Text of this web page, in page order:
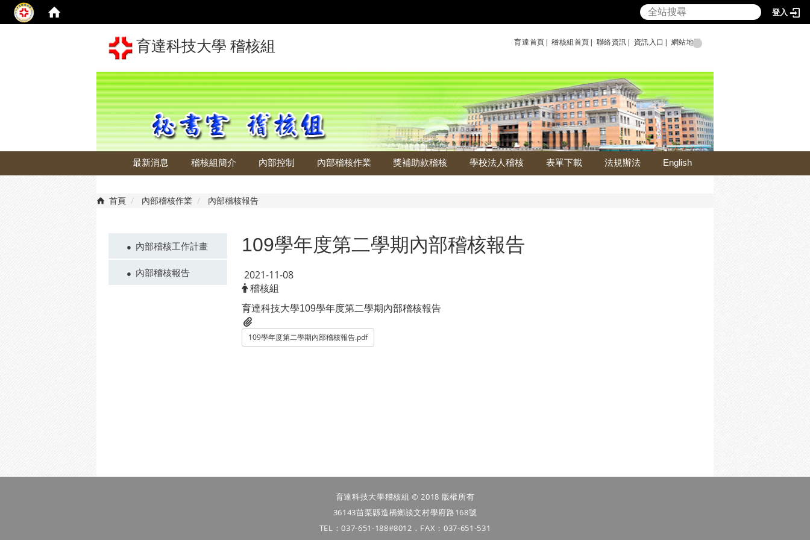
登入
育達科技大學 稽核組 育達首頁| 稽核組首頁| 聯絡資訊| 資訊入口| 網站地圖
最新消息 稽核組簡介 內部控制 內部稽核作業 獎補助款稽核 學校法人稽核 表單下載 法規辦法 English
首頁 內部稽核作業 內部稽核報告
內部稽核工作計畫
內部稽核報告
109學年度第二學期內部稽核報告
2021-11-08
稽核組
育達科技大學109學年度第二學期內部稽核報告
109學年度第二學期內部稽核報告.pdf
育達科技大學稽核組 © 2018 版權所有
36143苗栗縣造橋鄉談文村學府路168號
TEL：037-651-188#8012．FAX：037-651-531